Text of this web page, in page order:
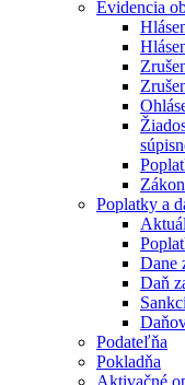
Evidencia
Poplatky a
Dane
Daň
Podateľňa
Pokladňa
Aktivačné